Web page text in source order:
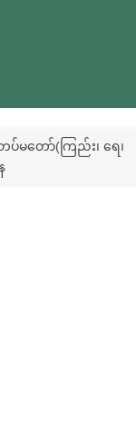
တပ်မတော်(ကြည်း၊ ရေ၊